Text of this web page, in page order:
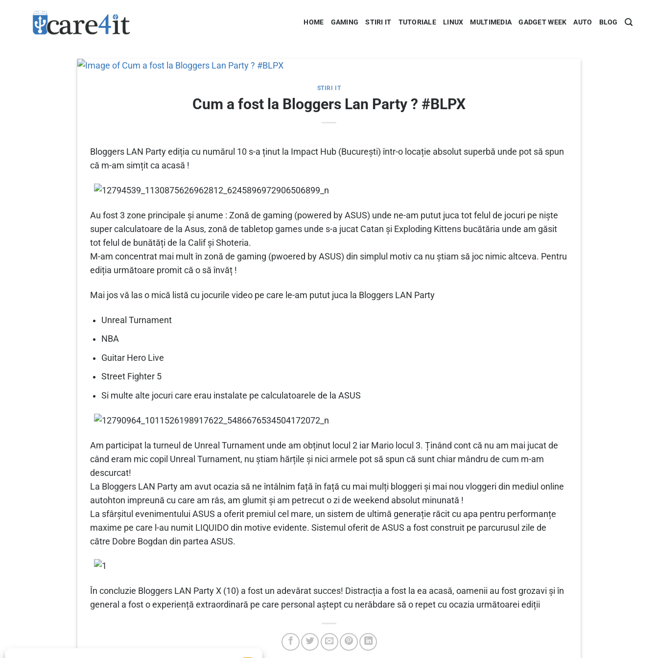
HOME GAMING STIRI IT TUTORIALE LINUX MULTIMEDIA GADGET WEEK AUTO BLOG
STIRI IT
Cum a fost la Bloggers Lan Party ? #BLPX
Bloggers LAN Party ediția cu numărul 10 s-a ținut la Impact Hub (București) într-o locație absolut superbă unde pot să spun
că m-am simțit ca acasă !
Au fost 3 zone principale și anume : Zonă de gaming (powered by ASUS) unde ne-am putut juca tot felul de jocuri pe niște
super calculatoare de la Asus, zonă de tabletop games unde s-a jucat Catan și Exploding Kittens bucătăria unde am găsit
tot felul de bunătăți de la Calif și Shoteria.
M-am concentrat mai mult în zonă de gaming (pwoered by ASUS) din simplul motiv ca nu știam să joc nimic altceva. Pentru
ediția următoare promit că o să învăț !
Mai jos vă las o mică listă cu jocurile video pe care le-am putut juca la Bloggers LAN Party
Unreal Turnament
NBA
Guitar Hero Live
Street Fighter 5
Si multe alte jocuri care erau instalate pe calculatoarele de la ASUS
Am participat la turneul de Unreal Turnament unde am obținut locul 2 iar Mario locul 3. Ținând cont că nu am mai jucat de
când eram mic copil Unreal Turnament, nu știam hărțile și nici armele pot să spun că sunt chiar mândru de cum m-am
descurcat!
La Bloggers LAN Party am avut ocazia să ne întâlnim față în față cu mai mulți bloggeri și mai nou vloggeri din mediul online
autohton impreună cu care am râs, am glumit și am petrecut o zi de weekend absolut minunată !
La sfârșitul evenimentului ASUS a oferit premiul cel mare, un sistem de ultimă generație răcit cu apa pentru performanțe
maxime pe care l-au numit LIQUIDO din motive evidente. Sistemul oferit de ASUS a fost construit pe parcurusul zile de
către Dobre Bogdan din partea ASUS.
În concluzie Bloggers LAN Party X (10) a fost un adevărat succes! Distracția a fost la ea acasă, oamenii au fost grozavi și în
general a fost o experiență extraordinară pe care personal aștept cu nerăbdare să o repet cu ocazia următoarei ediții